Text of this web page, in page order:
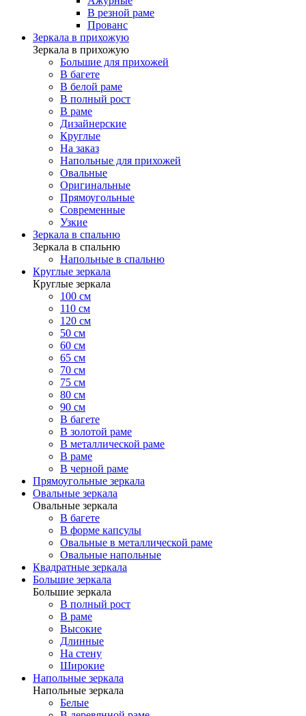
В резной раме
Прованс
Зеркала в прихожую
Зеркала в прихожую
Большие для прихожей
В багете
В белой раме
В полный рост
В раме
Дизайнерские
Круглые
На заказ
Напольные для прихожей
Овальные
Оригинальные
Прямоугольные
Современные
Узкие
Зеркала в спальню
Зеркала в спальню
Напольные в спальню
Круглые зеркала
Круглые зеркала
100 см
110 см
120 см
50 см
60 см
65 см
70 см
75 см
80 см
90 см
В багете
В золотой раме
В металлической раме
В раме
В черной раме
Прямоугольные зеркала
Овальные зеркала
Овальные зеркала
В багете
В форме капсулы
Овальные в металлической раме
Овальные напольные
Квадратные зеркала
Большие зеркала
Большие зеркала
В полный рост
В раме
Высокие
Длинные
На стену
Широкие
Напольные зеркала
Напольные зеркала
Белые